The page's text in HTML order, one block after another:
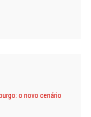
o novo cenário